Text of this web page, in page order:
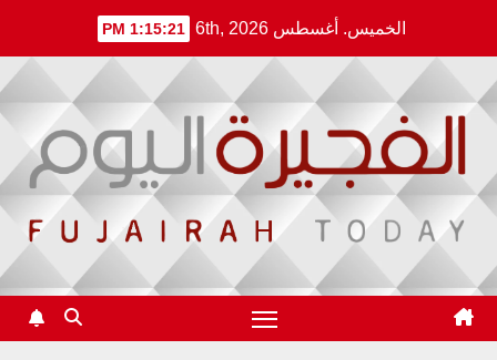
content
الخميس. أغسطس 6th, 2026 1:15:21 PM